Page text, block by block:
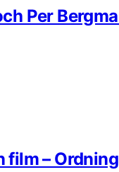
Per
film –